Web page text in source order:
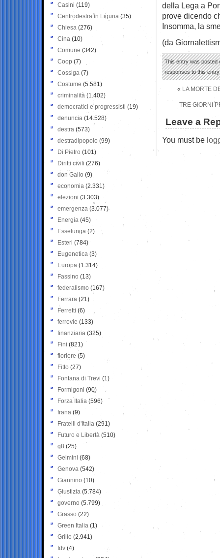
della Lega a
prove dicendo
Insomma, la
(da
This entry was posted
responses to this
« LA MORTE
TRE GIORNI
Leave a
You must be
Casini (119)
Centrodestra in Liguria (35)
Chiesa (276)
Cina (10)
Comune (342)
Coop (7)
Cossiga (7)
Costume (5.581)
criminalità (1.402)
democratici e progressisti (19)
denuncia (14.528)
destra (573)
destradipopolo (99)
Di Pietro (101)
Diritti civili (276)
don Gallo (9)
economia (2.331)
elezioni (3.303)
emergenza (3.077)
Energia (45)
Esselunga (2)
Esteri (784)
Eugenetica (3)
Europa (1.314)
Fassino (13)
federalismo (167)
Ferrara (21)
Ferretti (6)
ferrovie (133)
finanziaria (325)
Fini (821)
fioriere (5)
Fitto (27)
Fontana di Trevi (1)
Formigoni (90)
Forza Italia (596)
frana (9)
Fratelli d'Italia (291)
Futuro e Libertà (510)
g8 (25)
Gelmini (68)
Genova (542)
Giannino (10)
Giustizia (5.784)
governo (5.799)
Grasso (22)
Green Italia (1)
Grillo (2.941)
Idv (4)